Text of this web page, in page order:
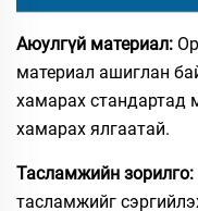
Аюулгүй материал:
материал ашиглан
хамарах стандартад
хамарах ялгаатай.
Тасламжийн зорилго:
тасламжийг